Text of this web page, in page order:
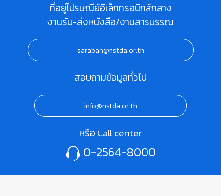
ที่อยู่ไปรษณีย์อิเล็กทรอนิกส์กลาง
งานรับ-ส่งหนังสือ/งานสารบรรณ
saraban@nstda.or.th
สอบถามข้อมูลทั่วไป
info@nstda.or.th
หรือ Call center
0-2564-8000